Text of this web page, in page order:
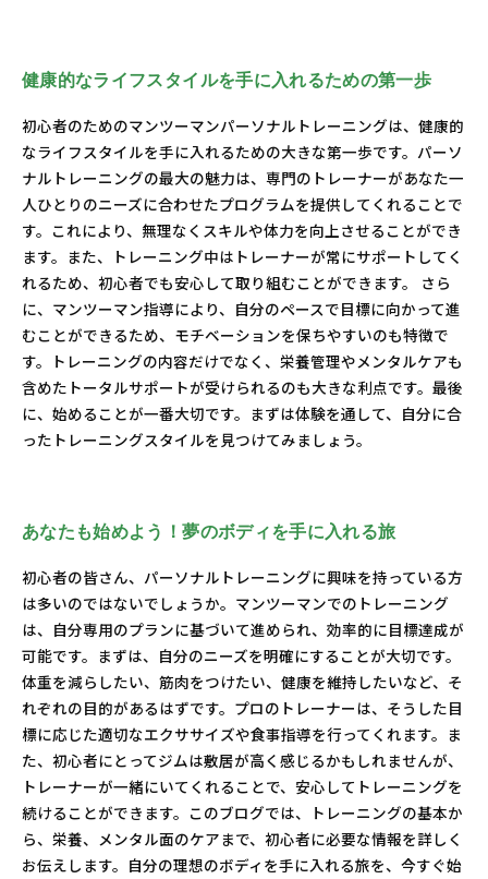
健康的なライフスタイルを手に入れるための第一歩
初心者のためのマンツーマンパーソナルトレーニングは、健康的
なライフスタイルを手に入れるための大きな第一歩です。パーソ
ナルトレーニングの最大の魅力は、専門のトレーナーがあなた一
人ひとりのニーズに合わせたプログラムを提供してくれることで
す。これにより、無理なくスキルや体力を向上させることができ
ます。また、トレーニング中はトレーナーが常にサポートしてく
れるため、初心者でも安心して取り組むことができます。 さら
に、マンツーマン指導により、自分のペースで目標に向かって進
むことができるため、モチベーションを保ちやすいのも特徴で
す。トレーニングの内容だけでなく、栄養管理やメンタルケアも
含めたトータルサポートが受けられるのも大きな利点です。最後
に、始めることが一番大切です。まずは体験を通して、自分に合
ったトレーニングスタイルを見つけてみましょう。
あなたも始めよう！夢のボディを手に入れる旅
初心者の皆さん、パーソナルトレーニングに興味を持っている方
は多いのではないでしょうか。マンツーマンでのトレーニング
は、自分専用のプランに基づいて進められ、効率的に目標達成が
可能です。まずは、自分のニーズを明確にすることが大切です。
体重を減らしたい、筋肉をつけたい、健康を維持したいなど、そ
れぞれの目的があるはずです。プロのトレーナーは、そうした目
標に応じた適切なエクササイズや食事指導を行ってくれます。ま
た、初心者にとってジムは敷居が高く感じるかもしれませんが、
トレーナーが一緒にいてくれることで、安心してトレーニングを
続けることができます。このブログでは、トレーニングの基本か
ら、栄養、メンタル面のケアまで、初心者に必要な情報を詳しく
お伝えします。自分の理想のボディを手に入れる旅を、今すぐ始